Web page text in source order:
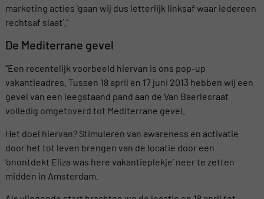
marketing acties ‘gaan wij dus letterlijk linksaf waar iedereen
rechtsaf slaat’.”
De Mediterrane gevel
“Een recentelijk voorbeeld hiervan is ons pop-up
vakantieadres. Tussen 18 april en 17 juni 2013 hebben wij een
gevel van een leegstaand pand aan de Van Baerlesraat
volledig omgetoverd tot Mediterrane gevel.
Het doel hiervan? Stimuleren van awareness en activatie
door het tot leven brengen van de locatie door een
‘onontdekt Eliza was here vakantieplekje’ neer te zetten
midden in Amsterdam.